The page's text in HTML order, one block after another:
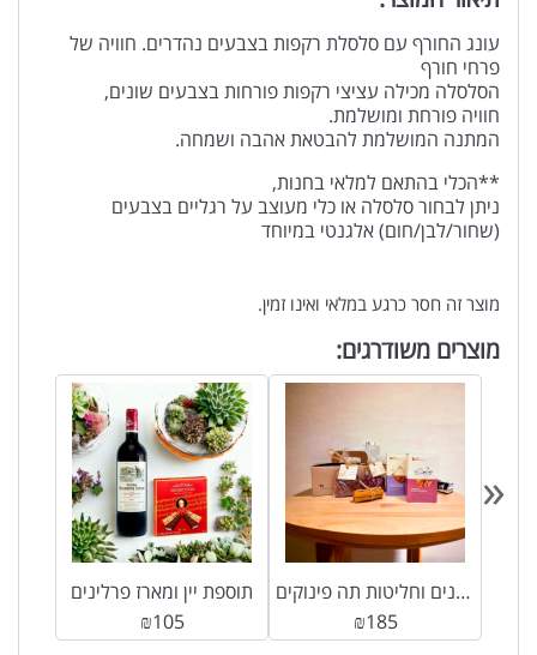
עונג החורף עם סלסלת רקפות בצבעים נהדרים. חוויה של
פרחי חורף
הסלסלה מכילה עציצי רקפות פורחות בצבעים שונים,
חוויה פורחת ומושלמת.
המתנה המושלמת להבטאת אהבה ושמחה.
**הכלי בהתאם למלאי בחנות,
ניתן לבחור סלסלה או כלי מעוצב על רגליים בצבעים
(שחור/לבן/חום) אלגנטי במיוחד
מוצר זה חסר כרגע במלאי ואינו זמין.
מוצרים משודרגים:
תוספת יין ומארז פרלינים
₪105
מארז פרלינים וחליטות תה פינוקים
₪185
«